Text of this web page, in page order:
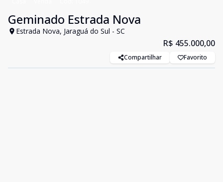
Geminado Estrada Nova
Estrada Nova, Jaraguá do Sul - SC
R$ 455.000,00
Compartilhar Favorito